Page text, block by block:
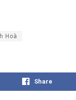
Hoà
Share